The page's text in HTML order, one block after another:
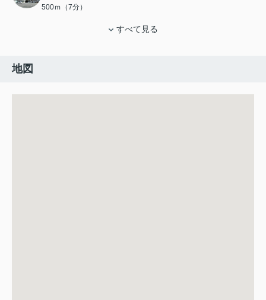
500ｍ（7分）
すべて見る
地図